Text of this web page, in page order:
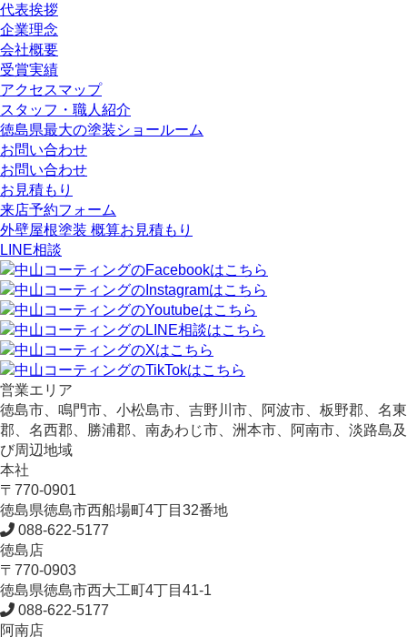
代表挨拶
企業理念
会社概要
受賞実績
アクセスマップ
スタッフ・職人紹介
徳島県最大の塗装ショールーム
お問い合わせ
お問い合わせ
お見積もり
来店予約フォーム
外壁屋根塗装 概算お見積もり
LINE相談
営業エリア
徳島市、鳴門市、小松島市、吉野川市、阿波市、板野郡、名東
郡、名西郡、勝浦郡、南あわじ市、洲本市、阿南市、淡路島及
び周辺地域
本社
〒770-0901
徳島県徳島市西船場町4丁目32番地
088-622-5177
徳島店
〒770-0903
徳島県徳島市西大工町4丁目41-1
088-622-5177
阿南店